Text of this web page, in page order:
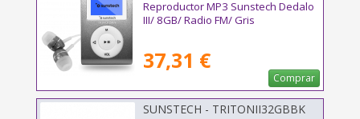
Reproductor MP3 Sunstech Dedalo
III/ 8GB/ Radio FM/ Gris
37,31 €
Comprar
SUNSTECH - TRITONII32GBBK